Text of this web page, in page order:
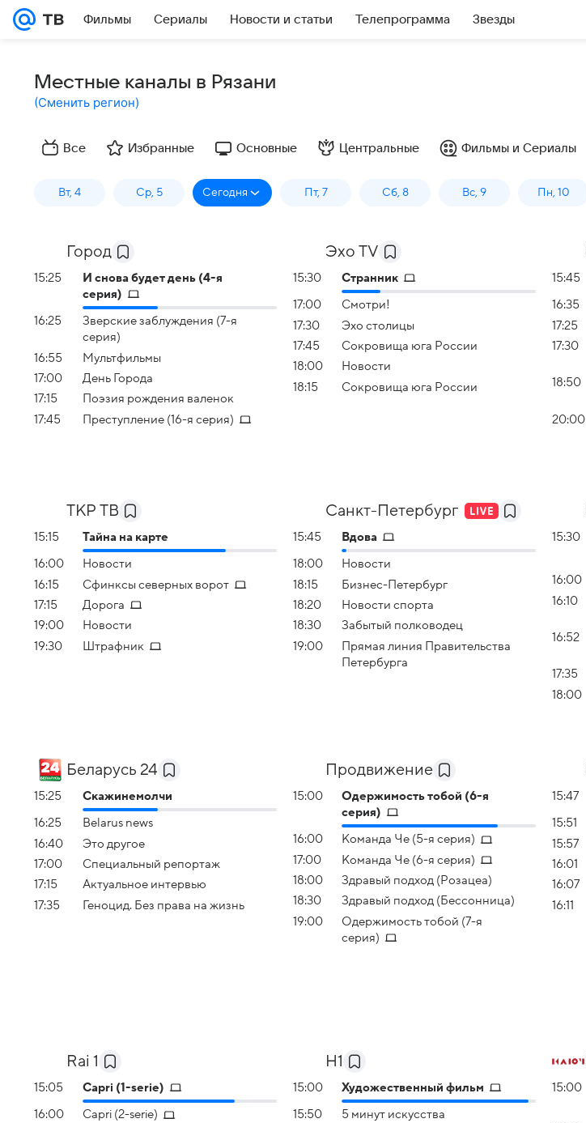
Фильмы Сериалы Новости и статьи Телепрограмма Звезды
Местные каналы в Рязани
(Сменить регион)
Все Избранные Основные Центральные Фильмы и Сериалы
Вт, 4 Ср, 5 Сегодня Пт, 7 Сб, 8 Вс, 9 Пн, 10
Город
15:25
И снова будет день (4-я
серия)
16:25
Зверские заблуждения (7-я
серия)
16:55
Мультфильмы
17:00
День Города
17:15
Поэзия рождения валенок
17:45
Преступление (16-я серия)
Эхо TV
15:30 Странник
17:00
Смотри!
17:30
Эхо столицы
17:45
Сокровища юга России
18:00
Новости
18:15
Сокровища юга России
15:45
16:35
17:25
17:30
18:50
20:00
ТКР ТВ
15:15 Тайна на карте
16:00
Новости
16:15
Сфинксы северных ворот
17:15
Дорога
19:00
Новости
19:30
Штрафник
Санкт-Петербург
15:45 Вдова
18:00
Новости
18:15
Бизнес-Петербург
18:20
Новости спорта
18:30
Забытый полководец
19:00
Прямая линия Правительства
Петербурга
15:30
16:00
16:10
16:52
17:35
18:00
Беларусь 24
15:25 Скажинемолчи
16:25
Belarus news
16:40
Это другое
17:00
Специальный репортаж
17:15
Актуальное интервью
17:35
Геноцид. Без права на жизнь
Продвижение
15:00
Одержимость тобой (6-я
серия)
16:00
Команда Че (5-я серия)
17:00
Команда Че (6-я серия)
18:00
Здравый подход (Розацеа)
18:30
Здравый подход (Бессонница)
19:00
Одержимость тобой (7-я
серия)
15:47
15:51
15:57
16:01
16:07
16:11
Rai 1
15:05 Capri (1-serie)
16:00
Capri (2-serie)
H1
15:00 Художественный фильм
15:50
5 минут искусства
15:00